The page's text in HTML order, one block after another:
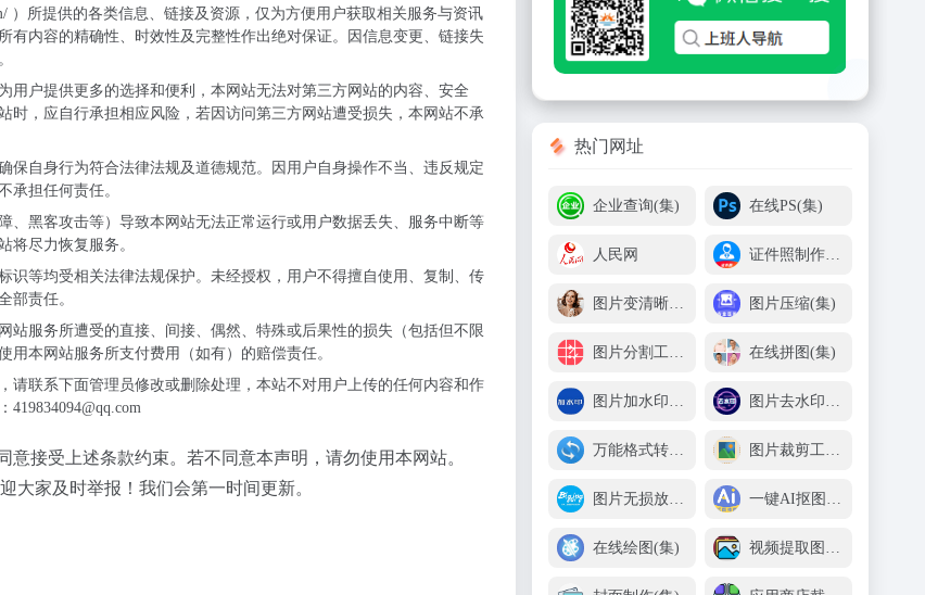
）所提供的各类信息、链接及资源，仅为方便用户获取相关服务与资讯
有内容的精确性、时效性及完整性作出绝对保证。因信息变更、链接失
用户提供更多的选择和便利，本网站无法对第三方网站的内容、安全
时，应自行承担相应风险，若因访问第三方网站遭受损失，本网站不承
保自身行为符合法律法规及道德规范。因用户自身操作不当、违反规定
承担任何责任。
、黑客攻击等）导致本网站无法正常运行或用户数据丢失、服务中断等
将尽力恢复服务。
识等均受相关法律法规保护。未经授权，用户不得擅自使用、复制、传
部责任。
站服务所遭受的直接、间接、偶然、特殊或后果性的损失（包括但不限
本网站服务所支付费用（如有）的赔偿责任。
请联系下面管理员修改或删除处理，本站不对用户上传的任何内容和作
接受上述条款约束。若不同意本声明，请勿使用本网站。
大家及时举报！我们会第一时间更新。
热门网址
企业查询(集) 在线PS(集)
人民网
图片压缩(集)
在线拼图(集)
在线绘图(集)